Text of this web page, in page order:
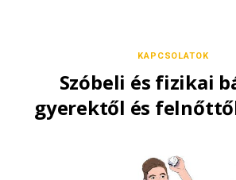
KAPCSOLATOK
Szóbeli és fizikai
gyerektől és